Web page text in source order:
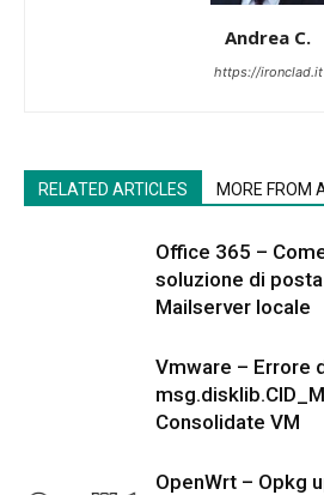
Andrea C.
https://ironclad.it
RELATED ARTICLES MORE FROM
Office 365 –
soluzione di posta
Mailserver locale
Vmware – Errore
Consolidate VM
OpenWrt – Opkg